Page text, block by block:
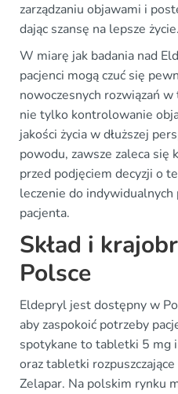
zarządzaniu objawami i
dając szansę na lepsze życie.
W miarę jak badania nad
pacjenci mogą czuć się
nowoczesnych rozwiązań
nie tylko kontrolowanie
jakości życia w dłuższej
powodu, zawsze zaleca się
przed podjęciem decyzji o
leczenie do
pacjenta.
Skład i
Polsce
Eldepryl jest dostępny w
aby zaspokoić potrzeby
spotykane to tabletki 5 mg
oraz tabletki
Zelapar. Na polskim rynku